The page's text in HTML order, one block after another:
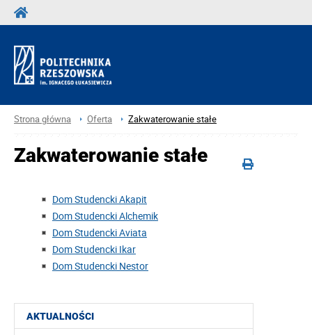
Strona główna Oferta Zakwaterowanie stałe
AKTUALNOŚCI
Zakwaterowanie stałe
Dom Studencki Akapit
Dom Studencki Alchemik
Dom Studencki Aviata
Dom Studencki Ikar
Dom Studencki Nestor